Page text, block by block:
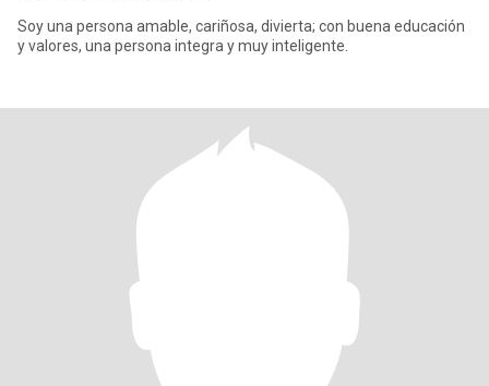
Soy una persona amable, cariñosa, divierta; con buena educación
y valores, una persona integra y muy inteligente.